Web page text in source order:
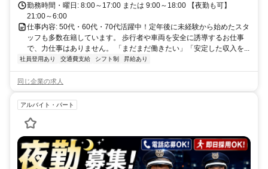
勤務時間・曜日: 8:00～17:00 または 9:00～18:00 【夜勤も可】
21:00～6:00
仕事内容: 50代・60代・70代活躍中！定年後に未経験から始めたスタ
ッフも多数在籍しています。 歩行者や車両を安全に誘導するお仕事
で、力仕事はありません。 「まだまだ働きたい」「安定した収入を...
社員登用あり 交通費支給 シフト制 昇給あり
同じ企業の求人
アルバイト・パート